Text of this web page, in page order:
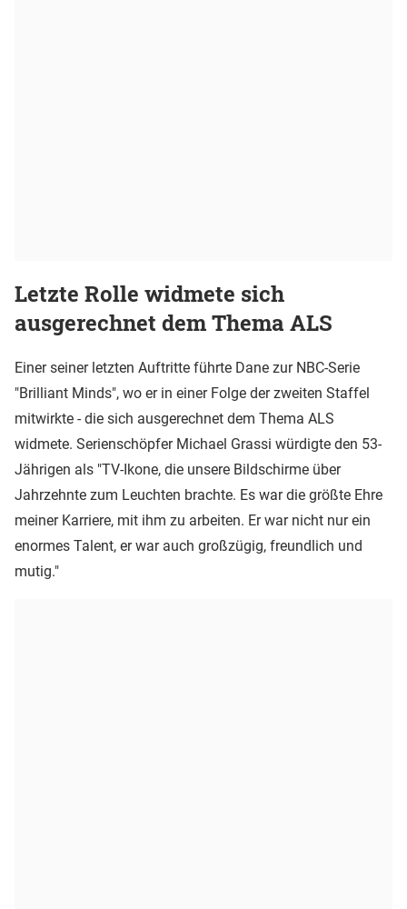
Letzte Rolle widmete sich
ausgerechnet dem Thema ALS
Einer seiner letzten Auftritte führte Dane zur NBC-Serie
"Brilliant Minds", wo er in einer Folge der zweiten Staffel
mitwirkte - die sich ausgerechnet dem Thema ALS
widmete. Serienschöpfer Michael Grassi würdigte den 53-
Jährigen als "TV-Ikone, die unsere Bildschirme über
Jahrzehnte zum Leuchten brachte. Es war die größte Ehre
meiner Karriere, mit ihm zu arbeiten. Er war nicht nur ein
enormes Talent, er war auch großzügig, freundlich und
mutig."